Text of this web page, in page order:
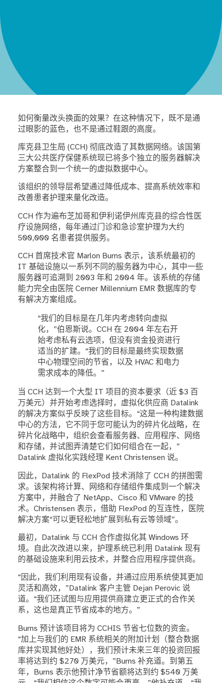
如何衡量改头换面的效果？在这种情况下，既不是通
过眼影的蓝色，也不是通过鞋跟的高度。
库克县卫生局 (CCH) 彻底改造了其数据网络。该国第
三大公共医疗保健系统现已将多个独立的服务器解决
方案整合到一个统一的虚拟数据中心。
该组织的领导层希望通过降低成本、提高系统效率和
改善患者护理来量化改造。
CCH 作为遍布芝加哥和伊利诺伊州库克县的综合性医
疗设施网络，每年通过门诊和急诊室护理为大约
500,000 名患者提供服务。
CCH 首席技术官 Marlon Burns 表示，该系统最初的
IT 基础设施以一系列不同的服务器为中心，其中一些
服务器可追溯到 2003 年和 2004 年。该系统的存储
能力完全由医院 Cerner Millennium EMR 数据库的专
有解决方案组成。
“我们的目标是在几年内考虑转向虚拟
化，”伯恩斯说。CCH 在 2004 年左右开
始考虑私有云选项，但没有资金投资进行
适当的扩建。“我们的目标是最终实现数据
中心物理空间的节省，以及 HVAC 和电力
需求成本的降低。”
当 CCH 达到一个大型 IT 项目的资本要求（近 $3 百
万美元）并开始考虑选择时，虚拟化供应商 Datalink
的解决方案似乎反映了这些目标。“这是一种构建数据
中心的方法，它不同于您可能认为的碎片化战略，在
碎片化战略中，组织会查看服务器、应用程序、网络
和存储，并试图弄清楚它们如何组合在一起，”
Datalink 虚拟化实践经理 Kent Christensen 说。
因此，Datalink 的 FlexPod 技术消除了 CCH 的拼图需
求。该架构将计算、网络和存储组件集成到一个解决
方案中，并融合了 NetApp、Cisco 和 VMware 的技
术。Christensen 表示，借助 FlexPod 的互连性，医院
解决方案“可以更轻松地扩展到私有云等领域”。
最初，Datalink 与 CCH 合作虚拟化其 Windows 环
境。自此次改进以来，护理系统已利用 Datalink 现有
的基础设施来利用云技术，并整合应用程序提供商。
“因此，我们利用现有设备，并通过应用系统使其更加
灵活和高效，”Datalink 客户主管 Dejan Perovic 说
道。“我们还试图与应用提供商建立更正式的合作关
系，这也是真正节省成本的地方。”
Burns 预计该项目将为 CCHIS 节省七位数的资金。
“加上与我们的 EMR 系统相关的附加计划（整合数据
库并实现其他好处），我们预计未来三年的投资回报
率将达到约 $270 万美元，”Burns 补充道。到第五
年，Burns 表示他预计净节省额将达到约 $540 万美